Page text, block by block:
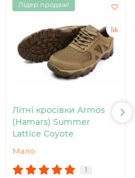
Лідер продаж!
Літні кросівки Armos
(Hamars) Summer
Lattice Coyote
Мало
1